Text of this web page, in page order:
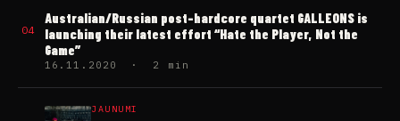
04
Australian/Russian post-hardcore quartet GALLEONS is
launching their latest effort “Hate the Player, Not the
Game”
16.11.2020 · 2 min
JAUNUMI